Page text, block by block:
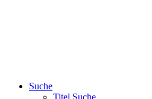
Suche
Titel Suche